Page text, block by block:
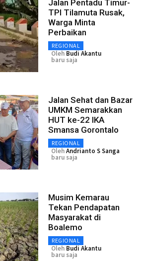
Jalan Pentadu Timur-
TPI Tilamuta Rusak,
Warga Minta
Perbaikan
REGIONAL
Oleh Budi Akantu
baru saja
Jalan Sehat dan Bazar
UMKM Semarakkan
HUT ke-22 IKA
Smansa Gorontalo
REGIONAL
OlehAndrianto S Sanga
baru saja
Musim Kemarau
Tekan Pendapatan
Masyarakat di
Boalemo
REGIONAL
Oleh Budi Akantu
baru saja